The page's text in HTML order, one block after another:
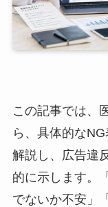
この記事では、
ら、具体的な
解説し、広告違
的に示します。
でないか不安」